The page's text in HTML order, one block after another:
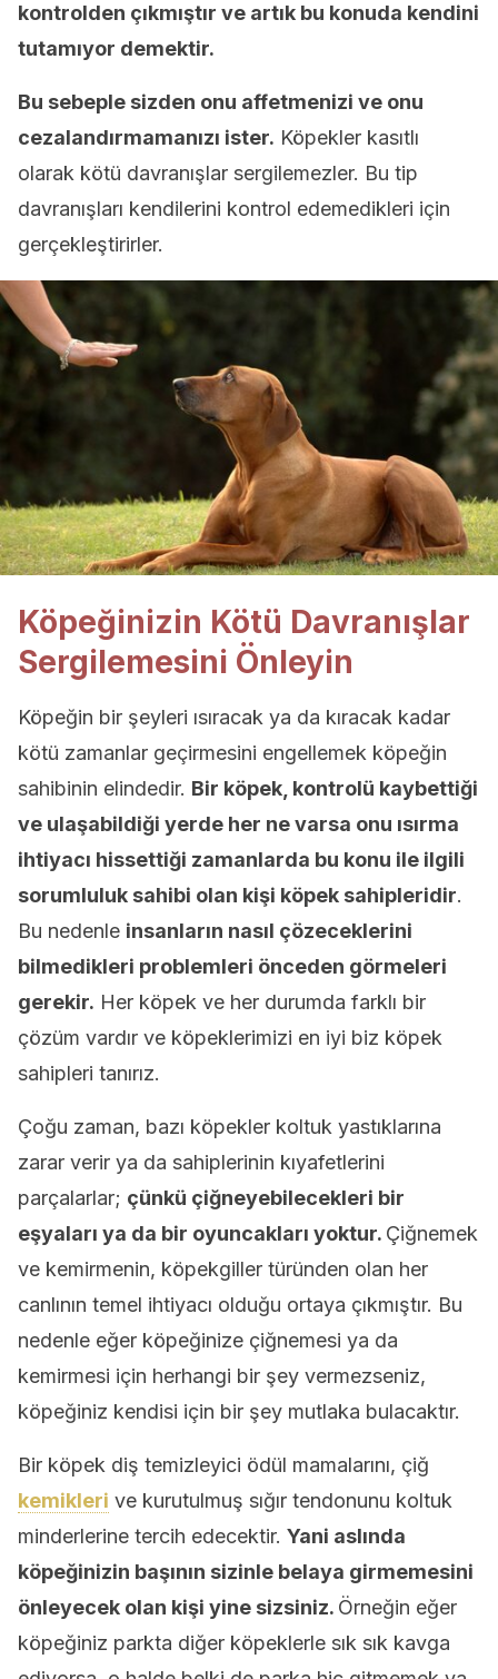
kontrolden çıkmıştır ve artık bu konuda kendini
tutamıyor demektir.
Bu sebeple sizden onu affetmenizi ve onu
cezalandırmamanızı ister. Köpekler kasıtlı
olarak kötü davranışlar sergilemezler. Bu tip
davranışları kendilerini kontrol edemedikleri için
gerçekleştirirler.
Köpeğinizin Kötü Davranışlar
Sergilemesini Önleyin
Köpeğin bir şeyleri ısıracak ya da kıracak kadar
kötü zamanlar geçirmesini engellemek köpeğin
sahibinin elindedir. Bir köpek, kontrolü kaybettiği
ve ulaşabildiği yerde her ne varsa onu ısırma
ihtiyacı hissettiği zamanlarda bu konu ile ilgili
sorumluluk sahibi olan kişi köpek sahipleridir.
Bu nedenle insanların nasıl çözeceklerini
bilmedikleri problemleri önceden görmeleri
gerekir. Her köpek ve her durumda farklı bir
çözüm vardır ve köpeklerimizi en iyi biz köpek
sahipleri tanırız.
Çoğu zaman, bazı köpekler koltuk yastıklarına
zarar verir ya da sahiplerinin kıyafetlerini
parçalarlar; çünkü çiğneyebilecekleri bir
eşyaları ya da bir oyuncakları yoktur. Çiğnemek
ve kemirmenin, köpekgiller türünden olan her
canlının temel ihtiyacı olduğu ortaya çıkmıştır. Bu
nedenle eğer köpeğinize çiğnemesi ya da
kemirmesi için herhangi bir şey vermezseniz,
köpeğiniz kendisi için bir şey mutlaka bulacaktır.
Bir köpek diş temizleyici ödül mamalarını, çiğ
kemikleri ve kurutulmuş sığır tendonunu koltuk
minderlerine tercih edecektir. Yani aslında
köpeğinizin başının sizinle belaya girmemesini
önleyecek olan kişi yine sizsiniz. Örneğin eğer
köpeğiniz parkta diğer köpeklerle sık sık kavga